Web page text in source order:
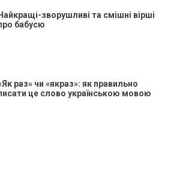
Найкращі-зворушливі та смішні вірші
бабусю
раз» чи «якраз»: як правильно
це слово українською мовою